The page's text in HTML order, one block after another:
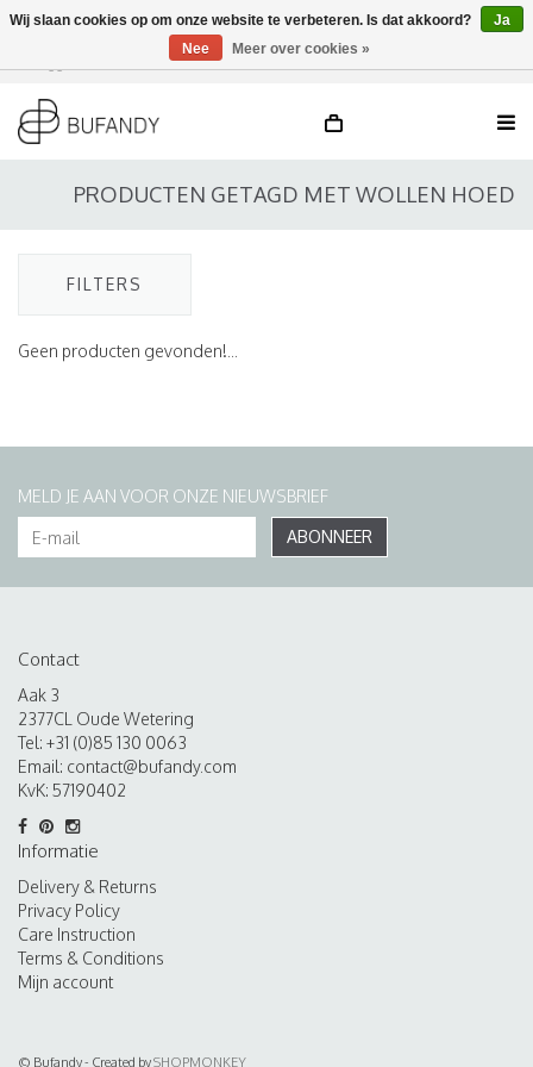
DE / EN
PRODUCTEN GETAGD MET WOLLEN HOED
FILTERS
Geen producten gevonden!...
MELD JE AAN VOOR ONZE NIEUWSBRIEF
ABONNEER
Contact
Aak 3
2377CL Oude Wetering
Tel: +31 (0)85 130 0063
Email: contact@bufandy.com
KvK: 57190402
Informatie
Delivery & Returns
Privacy Policy
Care Instruction
Terms & Conditions
Mijn account
© Bufandy - Created bySHOPMONKEY
Wij slaan cookies op om onze website te verbeteren. Is dat akkoord?
Ja
Nee
Meer over cookies »